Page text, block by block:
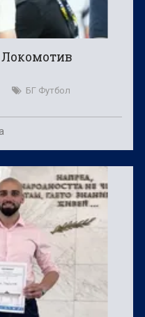
Локомотив
БГ Футбол